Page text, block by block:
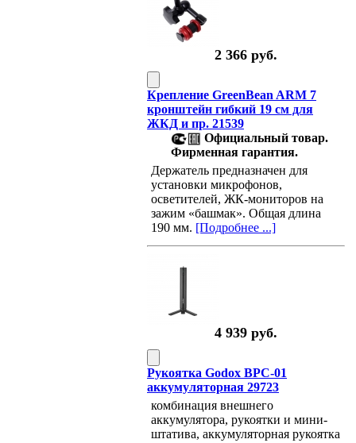
2 366 руб.
Крепление GreenBean ARM 7
кронштейн гибкий 19 см для
ЖКД и пр. 21539
Официальный товар.
Фирменная гарантия.
Держатель предназначен для
установки микрофонов,
осветителей, ЖК-мониторов на
зажим «башмак». Общая длина
190 мм. [Подробнее ...]
4 939 руб.
Рукоятка Godox BPC-01
аккумуляторная 29723
комбинация внешнего
аккумулятора, рукоятки и мини-
штатива, аккумуляторная рукоятка